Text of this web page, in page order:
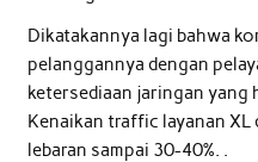
Dikatakannya lagi bahwa
pelanggannya dengan
ketersediaan jaringan yang
Kenaikan traffic layanan XL
lebaran sampai 30-40%. .